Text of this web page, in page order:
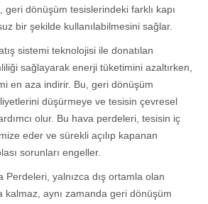
dönüşüm tesislerindeki farklı kapı
bir şekilde kullanılabilmesini sağlar.
sistemi teknolojisi ile donatılan
sağlayarak enerji tüketimini azaltırken,
en aza indirir. Bu, geri dönüşüm
düşürmeye ve tesisin çevresel
olur. Bu hava perdeleri, tesisin iç
eder ve sürekli açılıp kapanan
sorunları engeller.
Perdeleri, yalnızca dış ortamla olan
kalmaz, aynı zamanda geri dönüşüm